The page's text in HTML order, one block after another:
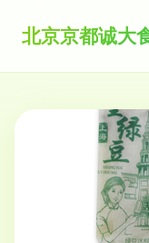
北京京都诚大